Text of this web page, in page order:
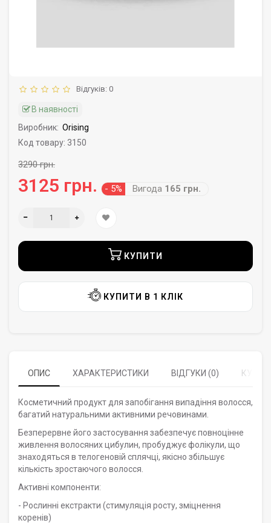
Відгуків: 0
В наявності
Виробник: Orising
Код товару: 3150
3290 грн.
3125 грн. - 5% Вигода 165 грн.
КУПИТИ
КУПИТИ В 1 КЛІК
ОПИС ХАРАКТЕРИСТИКИ ВІДГУКИ (0)
Косметичний продукт для запобігання випадіння волосся,
багатий натуральними активними речовинами.
Безперервне його застосування забезпечує повноцінне
живлення волосяних цибулин, пробуджує фолікули, що
знаходяться в телогеновій сплячці, якісно збільшує
кількість зростаючого волосся.
Активні компоненти:
- Рослинні екстракти (стимуляція росту, зміцнення
коренів)